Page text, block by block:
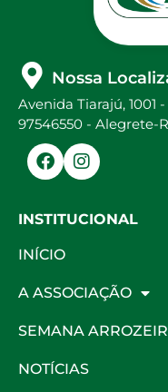
Nossa
Avenida Tiarajú, 1001
97546550 - Alegrete-
INSTITUCIONAL
INÍCIO
A ASSOCIAÇÃO
SEMANA
NOTÍCIAS